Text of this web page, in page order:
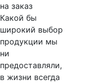
на заказ
Какой бы
широкий выбор
продукции мы
ни
предоставляли,
в жизни всегда